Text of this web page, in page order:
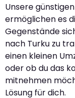
Unsere
ermöglichen es
Gegenstände
nach Turku zu
einen kleinen
oder ob du das
mitnehmen
Lösung für dich.